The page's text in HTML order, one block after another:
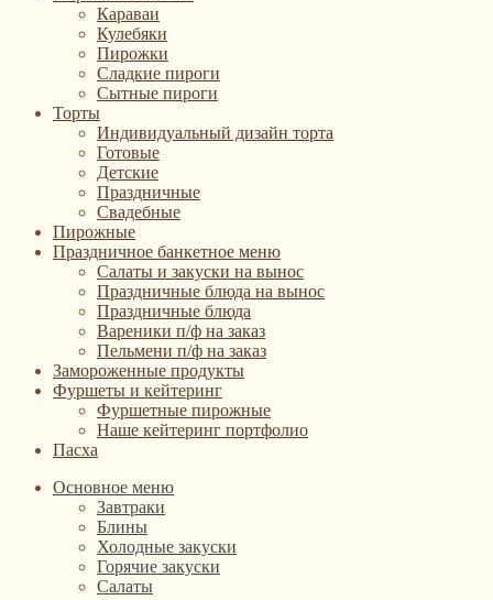
Караваи
Кулебяки
Пирожки
Сладкие пироги
Сытные пироги
Торты
Индивидуальный дизайн торта
Готовые
Детские
Праздничные
Свадебные
Пирожные
Праздничное банкетное меню
Салаты и закуски на вынос
Праздничные блюда на вынос
Праздничные блюда
Вареники п/ф на заказ
Пельмени п/ф на заказ
Замороженные продукты
Фуршеты и кейтеринг
Фуршетные пирожные
Наше кейтеринг портфолио
Пасха
Основное меню
Завтраки
Блины
Холодные закуски
Горячие закуски
Салаты